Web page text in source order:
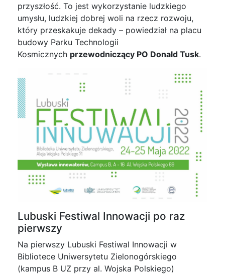
przyszłość. To jest wykorzystanie ludzkiego
umysłu, ludzkiej dobrej woli na rzecz rozwoju,
który przeskakuje dekady – powiedział na placu
budowy Parku Technologii
Kosmicznych przewodniczący PO Donald Tusk.
Lubuski Festiwal Innowacji po raz
pierwszy
Na pierwszy Lubuski Festiwal Innowacji w
Bibliotece Uniwersytetu Zielonogórskiego
(kampus B UZ przy al. Wojska Polskiego)